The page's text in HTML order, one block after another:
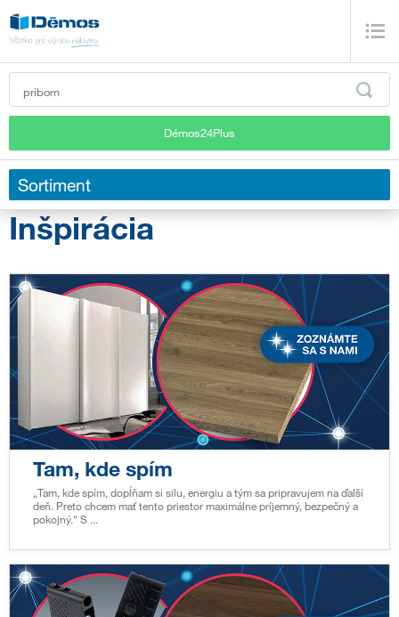
Démos24Plus
Sortiment
Inšpirácia
Tam, kde spím
„Tam, kde spím, dopĺňam si silu, energiu a tým sa pripravujem na ďalší
deň. Preto chcem mať tento priestor maximálne príjemný, bezpečný a
pokojný.“ S ...